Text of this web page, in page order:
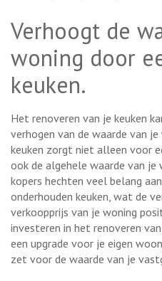
Verhoogt de
woning door
keuken.
Het renoveren van je keuken
verhogen van de waarde van
keuken zorgt niet alleen voor
ook de algehele waarde van
kopers hechten veel belang
onderhouden keuken, wat de
verkoopprijs van je woning
investeren in het renoveren
een upgrade voor je eigen
zet voor de waarde van je